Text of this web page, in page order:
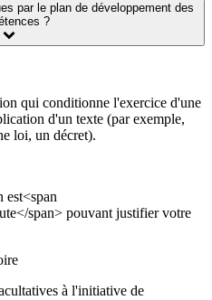
par le plan de développement des
?
qui conditionne l'exercice d'une
d'un texte (par exemple,
loi, un décret).
est<span
span> pouvant justifier votre
à l'initiative de